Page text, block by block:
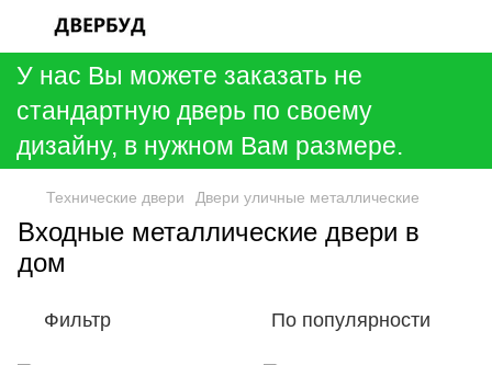
У нас Вы можете заказать не
стандартную дверь по своему
дизайну, в нужном Вам размере.
Технические двери Двери уличные металлические
Входные металлические двери в
дом
Фильтр По популярности